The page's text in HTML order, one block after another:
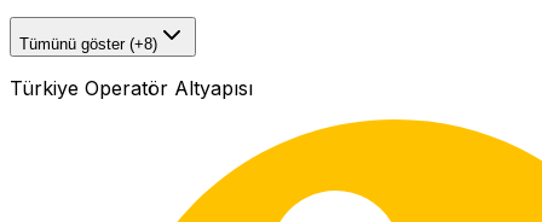
Tümünü göster (+8)
Türkiye Operatör Altyapısı